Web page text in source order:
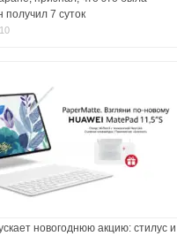
7 суток
новогоднюю акцию: стилус и